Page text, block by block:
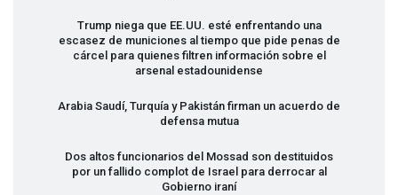
Trump niega que EE.UU. esté enfrentando una
escasez de municiones al tiempo que pide penas de
cárcel para quienes filtren información sobre el
arsenal estadounidense
Arabia Saudí, Turquía y Pakistán firman un acuerdo de
defensa mutua
Dos altos funcionarios del Mossad son destituidos
por un fallido complot de Israel para derrocar al
Gobierno iraní